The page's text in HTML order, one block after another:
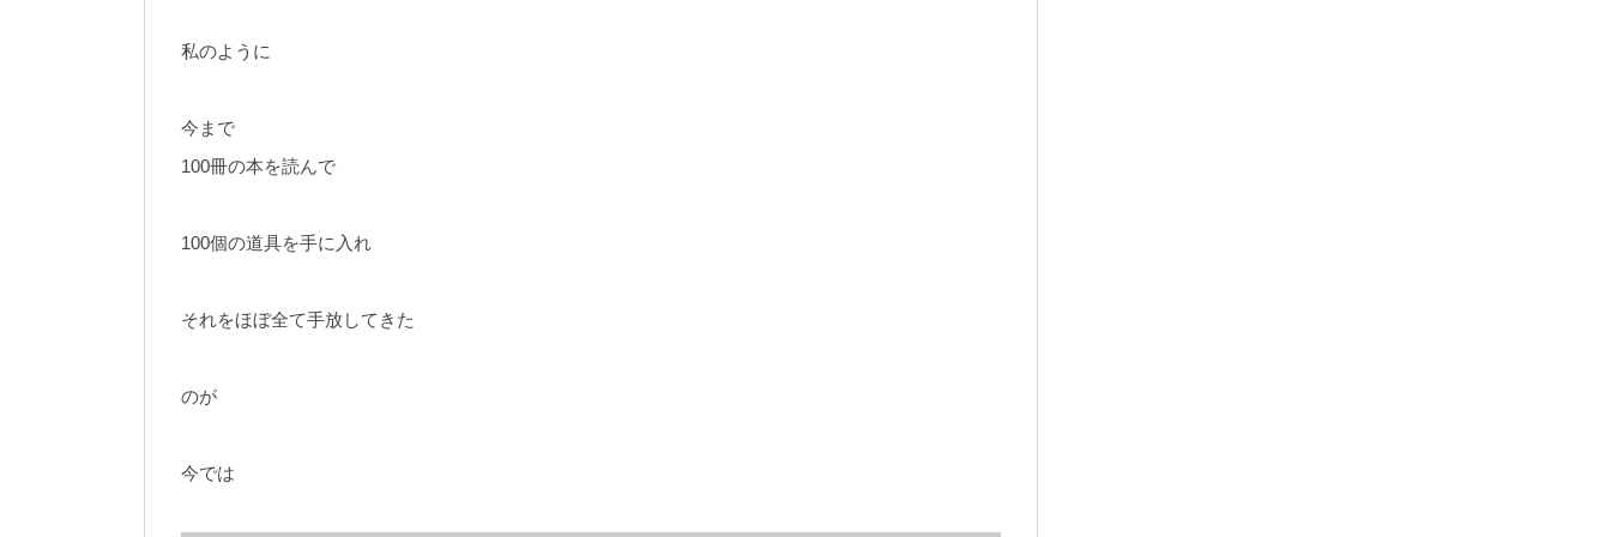
私のように
今まで
100冊の本を読んで
100個の道具を手に入れ
それをほぼ全て手放してきた
のが
今では